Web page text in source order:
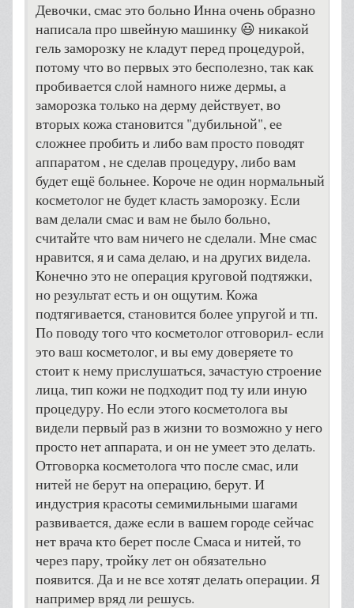
Девочки, смас это больно Инна очень образно
написала про швейную машинку 😃 никакой
гель заморозку не кладут перед процедурой,
потому что во первых это бесполезно, так как
пробивается слой намного ниже дермы, а
заморозка только на дерму действует, во
вторых кожа становится "дубильной", ее
сложнее пробить и либо вам просто поводят
аппаратом , не сделав процедуру, либо вам
будет ещё больнее. Короче не один нормальный
косметолог не будет класть заморозку. Если
вам делали смас и вам не было больно,
считайте что вам ничего не сделали. Мне смас
нравится, я и сама делаю, и на других видела.
Конечно это не операция круговой подтяжки,
но результат есть и он ощутим. Кожа
подтягивается, становится более упругой и тп.
По поводу того что косметолог отговорил- если
это ваш косметолог, и вы ему доверяете то
стоит к нему прислушаться, зачастую строение
лица, тип кожи не подходит под ту или иную
процедуру. Но если этого косметолога вы
видели первый раз в жизни то возможно у него
просто нет аппарата, и он не умеет это делать.
Отговорка косметолога что после смас, или
нитей не берут на операцию, берут. И
индустрия красоты семимильными шагами
развивается, даже если в вашем городе сейчас
нет врача кто берет после Смаса и нитей, то
через пару, тройку лет он обязательно
появится. Да и не все хотят делать операции. Я
например вряд ли решусь.